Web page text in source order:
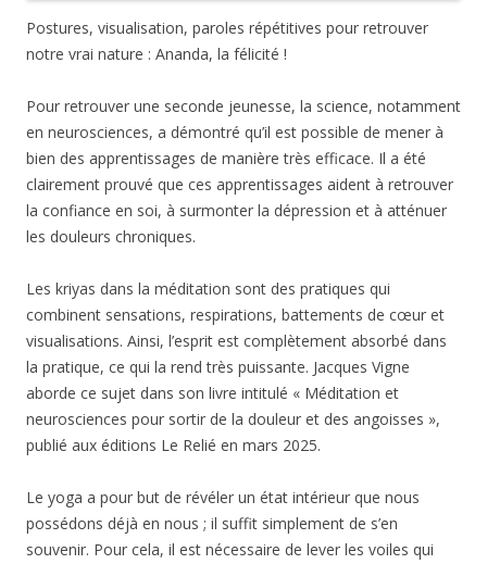
Postures, visualisation, paroles répétitives pour retrouver
notre vrai nature : Ananda, la félicité !
Pour retrouver une seconde jeunesse, la science, notamment
en neurosciences, a démontré qu’il est possible de mener à
bien des apprentissages de manière très efficace. Il a été
clairement prouvé que ces apprentissages aident à retrouver
la confiance en soi, à surmonter la dépression et à atténuer
les douleurs chroniques.
Les kriyas dans la méditation sont des pratiques qui
combinent sensations, respirations, battements de cœur et
visualisations. Ainsi, l’esprit est complètement absorbé dans
la pratique, ce qui la rend très puissante. Jacques Vigne
aborde ce sujet dans son livre intitulé « Méditation et
neurosciences pour sortir de la douleur et des angoisses »,
publié aux éditions Le Relié en mars 2025.
Le yoga a pour but de révéler un état intérieur que nous
possédons déjà en nous ; il suffit simplement de s’en
souvenir. Pour cela, il est nécessaire de lever les voiles qui